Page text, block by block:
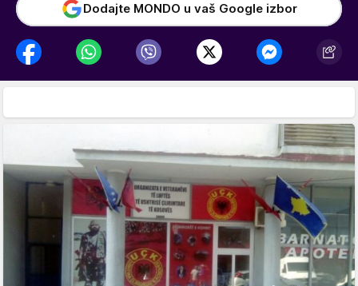
Dodajte MONDO u vaš Google izbor